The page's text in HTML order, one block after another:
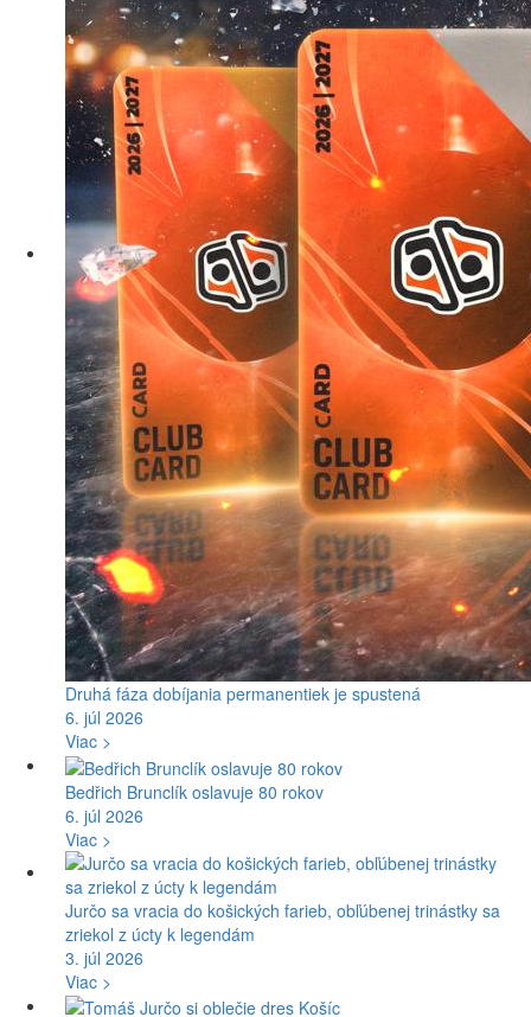
Druhá fáza dobíjania permanentiek je spustená
6. júl 2026
Viac >
Bedřich Brunclík oslavuje 80 rokov
6. júl 2026
Viac >
Jurčo sa vracia do košických farieb, obľúbenej trinástky sa
zriekol z úcty k legendám
3. júl 2026
Viac >